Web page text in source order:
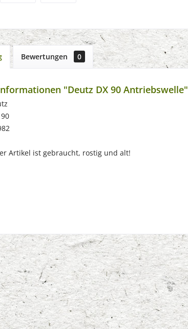
Bewertungen 0
"Deutz DX 90 Antriebswelle"
Artikel ist gebraucht, rostig und alt!